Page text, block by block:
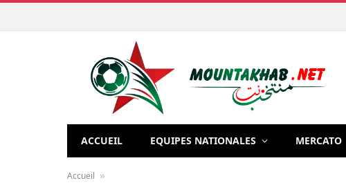
ACCUEIL EQUIPES NATIONALES MERCATO
Accueil »